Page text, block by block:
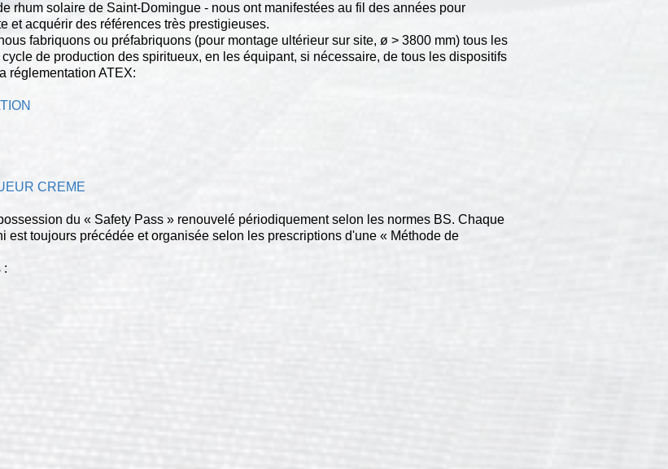
rhum solaire de Saint-Domingue - nous ont manifestées au fil des années pour
et acquérir des références très prestigieuses.
fabriquons ou préfabriquons (pour montage ultérieur sur site, ø > 3800 mm) tous les
de production des spiritueux, en les équipant, si nécessaire, de tous les dispositifs
réglementation ATEX:
CREME
du « Safety Pass » renouvelé périodiquement selon les normes BS. Chaque
toujours précédée et organisée selon les prescriptions d'une « Méthode de
: